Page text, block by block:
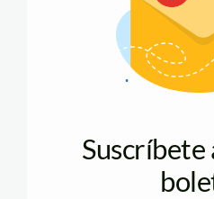
Suscríbete